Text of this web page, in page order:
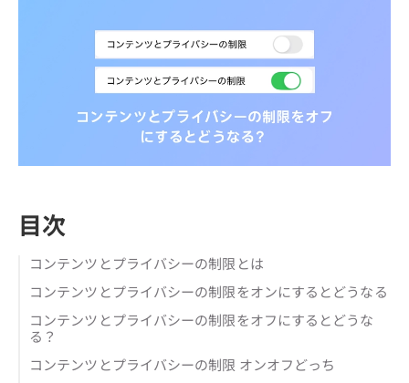
目次
コンテンツとプライバシーの制限とは
コンテンツとプライバシーの制限をオンにするとどうなる
コンテンツとプライバシーの制限をオフにするとどうな
る？
コンテンツとプライバシーの制限 オンオフどっち